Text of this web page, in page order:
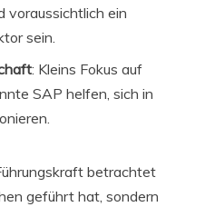
voraussichtlich ein
sein.
: Kleins Fokus auf
SAP helfen, sich in
betrachtet
geführt hat, sondern